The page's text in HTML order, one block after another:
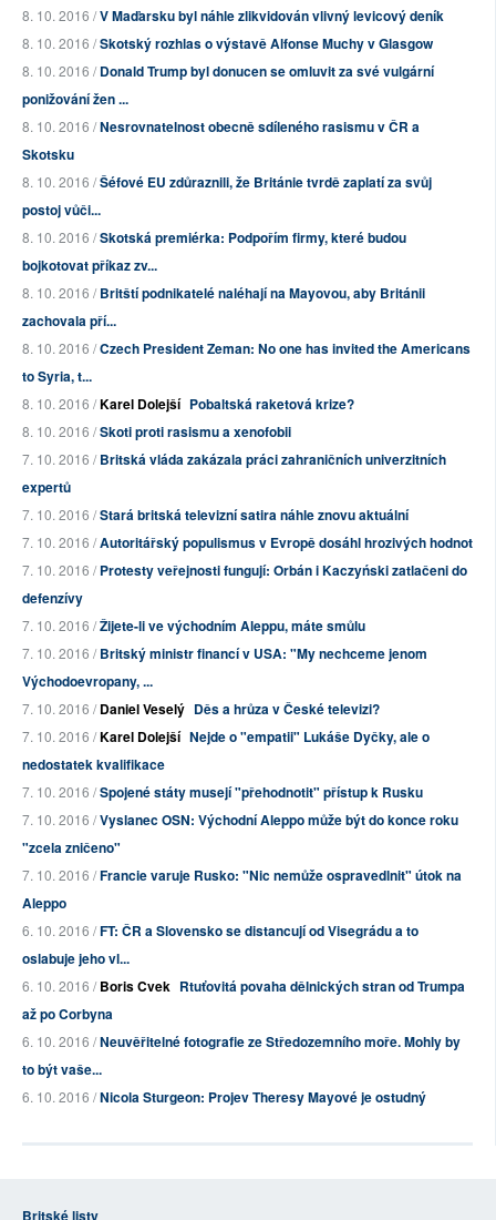
8. 10. 2016 /V Maďarsku byl náhle zlikvidován vlivný levicový deník
8. 10. 2016 /Skotský rozhlas o výstavě Alfonse Muchy v Glasgow
8. 10. 2016 /Donald Trump byl donucen se omluvit za své vulgární
ponižování žen ...
8. 10. 2016 /Nesrovnatelnost obecně sdíleného rasismu v ČR a
Skotsku
8. 10. 2016 /Šéfové EU zdůraznili, že Británie tvrdě zaplatí za svůj
postoj vůči...
8. 10. 2016 /Skotská premiérka: Podpořím firmy, které budou
bojkotovat příkaz zv...
8. 10. 2016 /Britští podnikatelé naléhají na Mayovou, aby Británii
zachovala pří...
8. 10. 2016 /Czech President Zeman: No one has invited the Americans
to Syria, t...
8. 10. 2016 /Karel Dolejší Pobaltská raketová krize?
8. 10. 2016 /Skoti proti rasismu a xenofobii
7. 10. 2016 /Britská vláda zakázala práci zahraničních univerzitních
expertů
7. 10. 2016 /Stará britská televizní satira náhle znovu aktuální
7. 10. 2016 /Autoritářský populismus v Evropě dosáhl hrozivých hodnot
7. 10. 2016 /Protesty veřejnosti fungují: Orbán i Kaczyński zatlačeni do
defenzívy
7. 10. 2016 /Žijete-li ve východním Aleppu, máte smůlu
7. 10. 2016 /Britský ministr financí v USA: "My nechceme jenom
Východoevropany, ...
7. 10. 2016 /Daniel Veselý Děs a hrůza v České televizi?
7. 10. 2016 /Karel Dolejší Nejde o "empatii" Lukáše Dyčky, ale o
nedostatek kvalifikace
7. 10. 2016 /Spojené státy musejí "přehodnotit" přístup k Rusku
7. 10. 2016 /Vyslanec OSN: Východní Aleppo může být do konce roku
"zcela zničeno"
7. 10. 2016 /Francie varuje Rusko: "Nic nemůže ospravedlnit" útok na
Aleppo
6. 10. 2016 /FT: ČR a Slovensko se distancují od Visegrádu a to
oslabuje jeho vl...
6. 10. 2016 /Boris Cvek Rtuťovitá povaha dělnických stran od Trumpa
až po Corbyna
6. 10. 2016 /Neuvěřitelné fotografie ze Středozemního moře. Mohly by
to být vaše...
6. 10. 2016 /Nicola Sturgeon: Projev Theresy Mayové je ostudný
Britské listy